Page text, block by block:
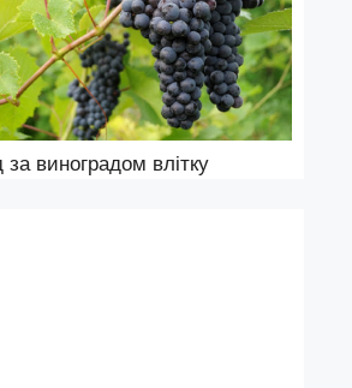
за виноградом влітку